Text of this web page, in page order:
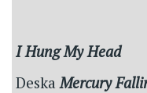
I Hung My Head
DeskaMercury